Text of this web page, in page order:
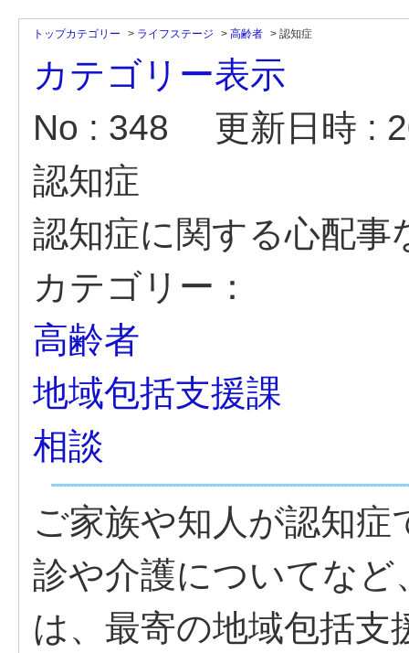
トップカテゴリー > ライフステージ > 高齢者 > 認知症
カテゴリー表示
No : 348
更新日時 :
認知症
認知症に関する心配事
カテゴリー：
高齢者
地域包括支援課
相談
ご家族や知人が認知
診や介護についてな
は、最寄の地域包括